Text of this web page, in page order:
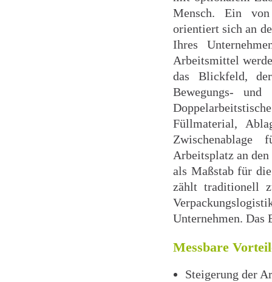
Mensch. Ein von
orientiert sich an
Ihres
Arbeitsmittel
das Blickfeld,
Bewegungs- und
Füllmaterial,
Arbeitsplatz an
als Maßstab für
zählt traditionell
Unternehmen. Das
Messbare
Steigerung der